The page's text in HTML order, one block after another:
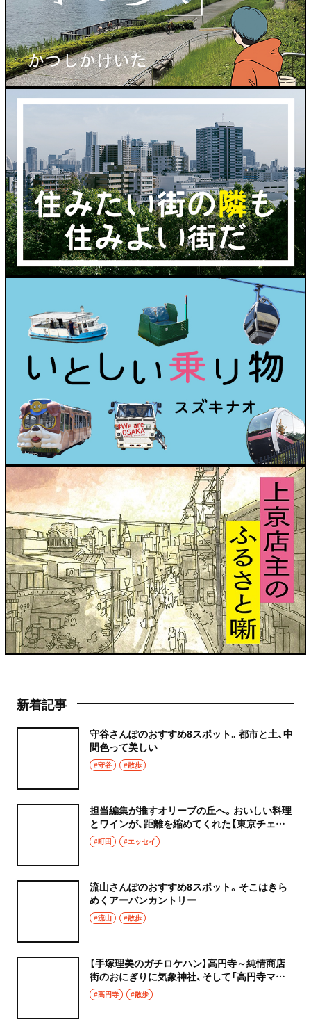
新着記事
守谷さんぽのおすすめ8スポット。都市と土、中
間色って美しい
#守谷 #散歩
担当編集が推すオリーブの丘へ。おいしい料理
とワインが、距離を縮めてくれた【東京チェン
飯diary】
#町田 #エッセイ
流山さんぽのおすすめ8スポット。そこはきら
めくアーバンカントリー
#流山 #散歩
【手塚理美のガチロケハン】高円寺～純情商店
街のおにぎりに気象神社、そして「高円寺マシ
タ」へ！
#高円寺 #散歩